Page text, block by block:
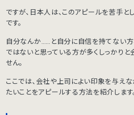
ですが、日本人は、このアピールを苦手
です。
自分なんか……と自分に自信を持てない方
ではないと思っている方が多くしっかり
せん。
ここでは、会社や上司によい印象を与え
たいことをアピールする方法を紹介します